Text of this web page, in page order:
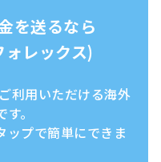
を送るなら
レックス)
利用いただける海外
。
ップで簡単にできま